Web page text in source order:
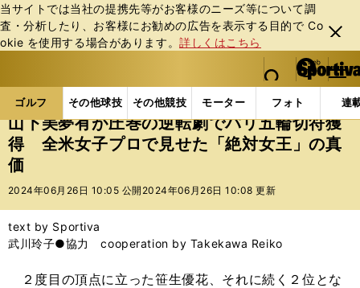
当サイトでは当社の提携先等がお客様のニーズ等について調
査・分析したり、お客様にお勧めの広告を表⽰する⽬的で Co
okie を使⽤する場合があります。詳しくはこちら
閉じ
る
web Sportiva (webスポルティーバ)
検索
マイペ
ー
ジ
メニュ
ゴルフ その他球技 その他競技 モーター フォト 連
ス
ポ
ル
テ
ー
バ
ゴルフの記事一覧 ゴルフ 女子ゴルフ 山下美夢
山下美夢有が圧巻の逆転劇でパリ五輪切符獲
得 全米女子プロで見せた「絶対女王」の真
価
2024年06月26日 10:05 公開 2024年06月26日 10:08 更新
text by Sportiva
武川玲子●協力 cooperation by Takekawa Reiko
２度目の頂点に立った笹生優花、それに続く２位とな